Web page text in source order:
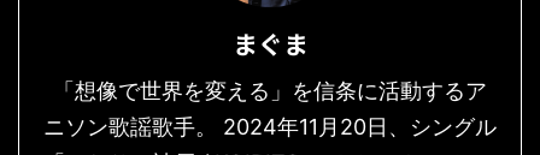
まぐま
「想像で世界を変える」を信条に活動するア
ニソン歌謡歌手。 2024年11月20日、シングル